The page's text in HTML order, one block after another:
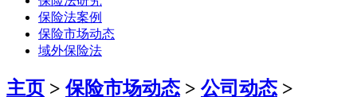
保险法案例
保险市场动态
域外保险法
主页 >保险市场动态 > 公司动态 >